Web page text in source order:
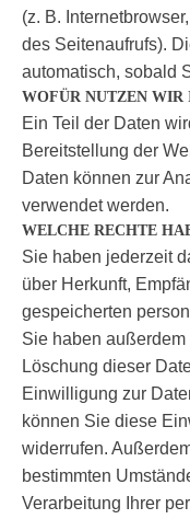
(z. B.
des Seitenaufrufs).
automatisch, sobald
WOFÜR NUTZEN WIR
Ein Teil der Daten
Bereitstellung der
Daten können zur
verwendet werden.
WELCHE RECHTE
Sie haben jederzeit
über Herkunft,
gespeicherten
Sie haben
Löschung dieser
Einwilligung zur
können Sie diese
widerrufen.
bestimmten
Verarbeitung Ihrer